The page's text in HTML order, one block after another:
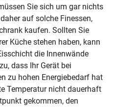
Sie sich um gar nichts
auf solche Finessen,
kaufen. Sollten Sie
Küche stehen haben, kann
die Innenwände
dass Ihr Gerät bei
zu hohen Energiebedarf hat
Temperatur nicht dauerhaft
gekommen, den